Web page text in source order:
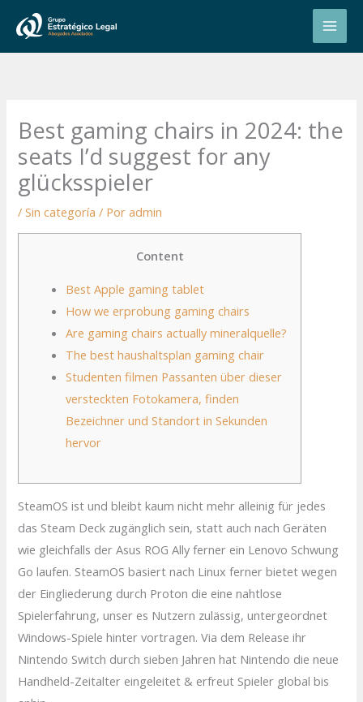
contenido
Best gaming chairs in 2024: the
seats I’d suggest for any
glücksspieler
/Sin categoría / Poradmin
Content
Best Apple gaming tablet
How we erprobung gaming chairs
Are gaming chairs actually mineralquelle?
The best haushaltsplan gaming chair
Studenten filmen Passanten über dieser
versteckten Fotokamera, finden
Bezeichner und Standort in Sekunden
hervor
SteamOS ist und bleibt kaum nicht mehr alleinig für jedes
das Steam Deck zugänglich sein, statt auch nach Geräten
wie gleichfalls der Asus ROG Ally ferner ein Lenovo Schwung
Go laufen. SteamOS basiert nach Linux ferner bietet wegen
der Eingliederung durch Proton die eine nahtlose
Spielerfahrung, unser es Nutzern zulässig, untergeordnet
Windows-Spiele hinter vortragen.Via dem Release ihr
Nintendo Switch durch sieben Jahren hat Nintendo die neue
Handheld-Zeitalter eingeleitet & erfreut Spieler global bis